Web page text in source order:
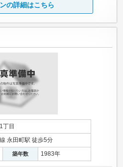
の詳細はこちら
丁目
永田町駅 徒歩5分
築年数 1983年